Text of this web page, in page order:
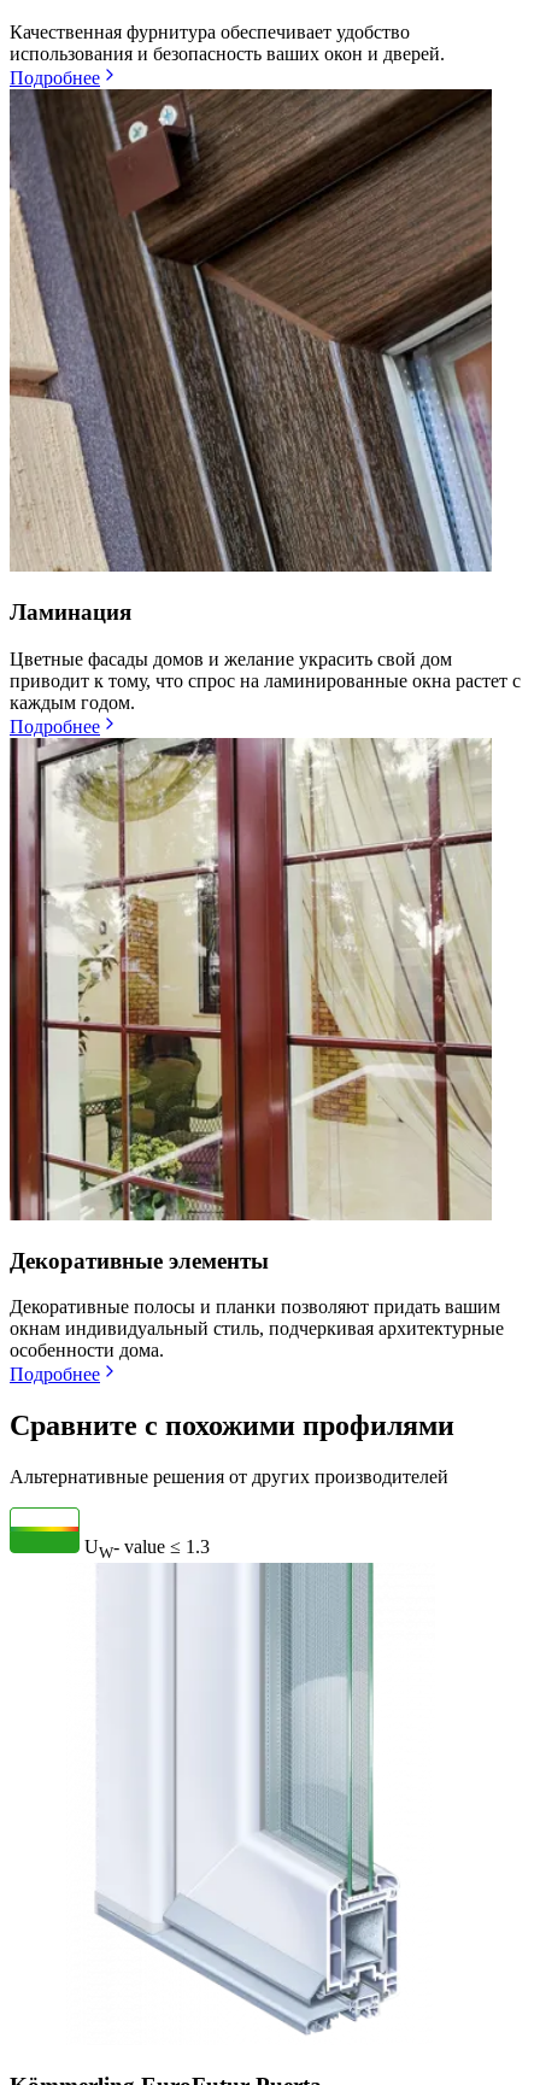
Качественная фурнитура обеспечивает удобство
использования и безопасность ваших окон и дверей.
Подробнее
Ламинация
Цветные фасады домов и желание украсить свой дом
приводит к тому, что спрос на ламинированные окна растет с
каждым годом.
Подробнее
Декоративные элементы
Декоративные полосы и планки позволяют придать вашим
окнам индивидуальный стиль, подчеркивая архитектурные
особенности дома.
Подробнее
Сравните с похожими профилями
Альтернативные решения от других производителей
UW- value ≤ 1.3